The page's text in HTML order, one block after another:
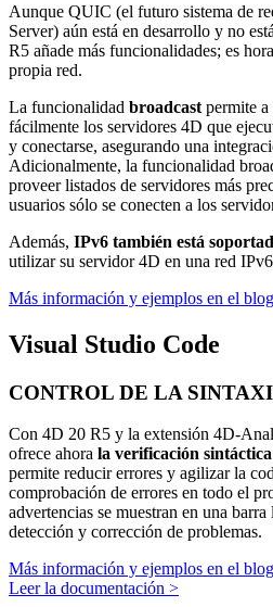
Aunque QUIC (el futuro sistema de
Server) aún está en desarrollo y no
R5 añade más funcionalidades; es
propia red.
La funcionalidad broadcast permite
fácilmente los servidores 4D que
y conectarse, asegurando una
Adicionalmente, la funcionalidad
proveer listados de servidores más
usuarios sólo se conecten a los
Además, IPv6 también está
utilizar su servidor 4D en una red
Más información y ejemplos en el
Visual Studio Code
CONTROL DE LA
Con 4D 20 R5 y la extensión 4D-
ofrece ahora la verificación
permite reducir errores y agilizar la
comprobación de errores en todo el
advertencias se muestran en una
detección y corrección de problemas.
Más información y ejemplos en el
Leer la documentación >